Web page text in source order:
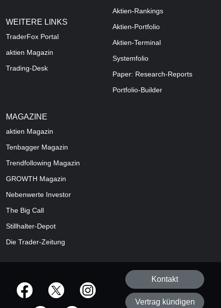
WEITERE LINKS
TraderFox Portal
aktien Magazin
Trading-Desk
Aktien-Rankings
Aktien-Portfolio
Aktien-Terminal
Systemfolio
Paper: Research-Reports
Portfolio-Builder
MAGAZINE
aktien Magazin
Tenbagger Magazin
Trendfollowing Magazin
GROWTH Magazin
Nebenwerte Investor
The Big Call
Stillhalter-Depot
Die Trader-Zeitung
offizielle Social Media-Accounts
Kontakt
Vertrag kündigen